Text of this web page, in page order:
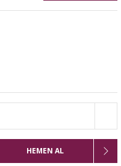
HEMEN AL